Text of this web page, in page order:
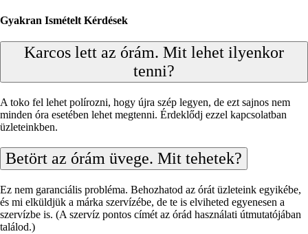
Gyakran Ismételt Kérdések
Karcos lett az órám. Mit lehet ilyenkor
tenni?
A toko fel lehet polírozni, hogy újra szép legyen, de ezt sajnos nem
minden óra esetében lehet megtenni. Érdeklődj ezzel kapcsolatban
üzleteinkben.
Betört az órám üvege. Mit tehetek?
Ez nem garanciális probléma. Behozhatod az órát üzleteink egyikébe,
és mi elküldjük a márka szervízébe, de te is elviheted egyenesen a
szervízbe is. (A szervíz pontos címét az órád használati útmutatójában
találod.)